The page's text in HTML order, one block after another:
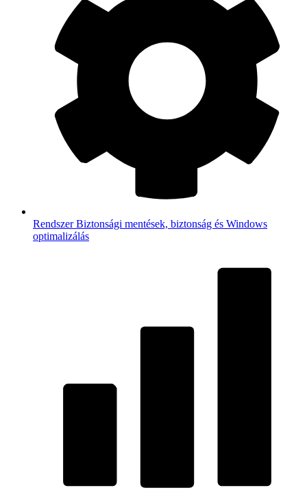
RendszerBiztonsági mentések, biztonság és Windows
optimalizálás